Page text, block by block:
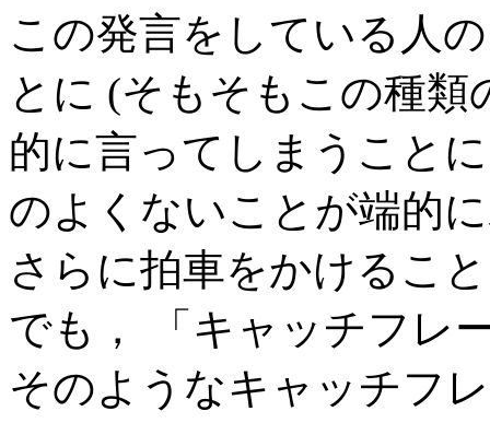
この発言をしている人
とに (そもそもこの種
的に言ってしまうこと
のよくないことが端的
さらに拍車をかけるこ
でも， 「キャッチフレ
そのようなキャッチフ